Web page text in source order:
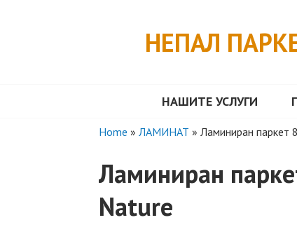
НЕПАЛ
НАШИТЕ УСЛУГИ
Home »ЛАМИНАТ »Ламиниран паркет
Ламиниран
Nature